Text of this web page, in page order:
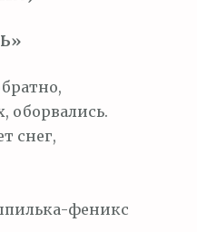
оборвались.
снег,
феникс